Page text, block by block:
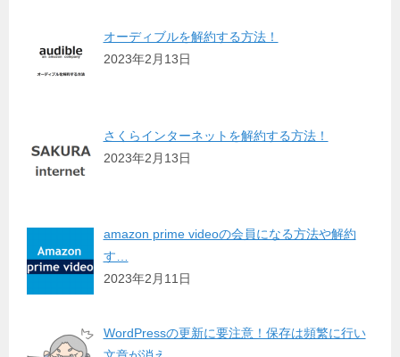
オーディブルを解約する方法！
2023年2月13日
さくらインターネットを解約する方法！
2023年2月13日
amazon prime videoの会員になる方法や解約
す…
2023年2月11日
WordPressの更新に要注意！保存は頻繁に行い